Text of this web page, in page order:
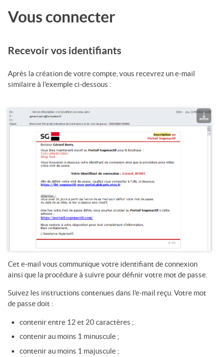
Vous connecter
Recevoir vos identifiants
Après la création de votre compte, vous recevrez un e-mail
similaire à l'exemple ci-dessous :
Cet e-mail vous communique votre identifiant de connexion
ainsi que la procédure à suivre pour définir votre mot de passe.
Suivez les instructions contenues dans l'e-mail reçu. Votre mot
de passe doit :
contenir entre 12 et 20 caractères ;
contenir au moins 1 minuscule ;
contenir au moins 1 majuscule ;